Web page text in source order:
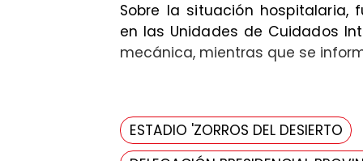
Sobre la situación hospitalaria,
en las Unidades de Cuidados
mecánica, mientras que se
ESTADIO 'ZORROS DEL DESIERTO